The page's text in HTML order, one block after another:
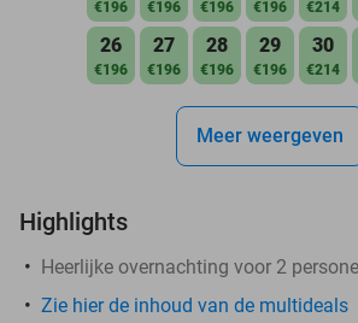
€196 €196 €196 €196 €214
26
€196
27
€196
28
€196
29
€196
30
€214
Meer weergeven
Highlights
Heerlijke overnachting voor 2
Zie hier de inhoud van de multideals